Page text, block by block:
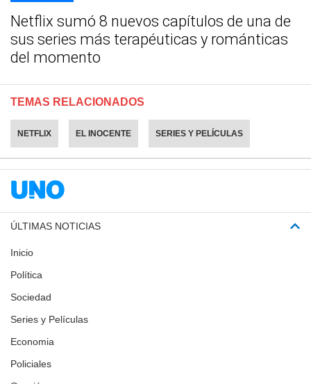
Netflix sumó 8 nuevos capítulos de una de
sus series más terapéuticas y románticas
del momento
TEMAS RELACIONADOS
NETFLIX EL INOCENTE SERIES Y PELÍCULAS
ÚLTIMAS NOTICIAS
Inicio
Política
Sociedad
Series y Películas
Economia
Policiales